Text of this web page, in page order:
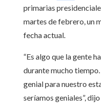
primarias
martes de febrero, un
fecha actual.
“Es algo que la gente
durante mucho
genial para nuestro
seríamos geniales”,